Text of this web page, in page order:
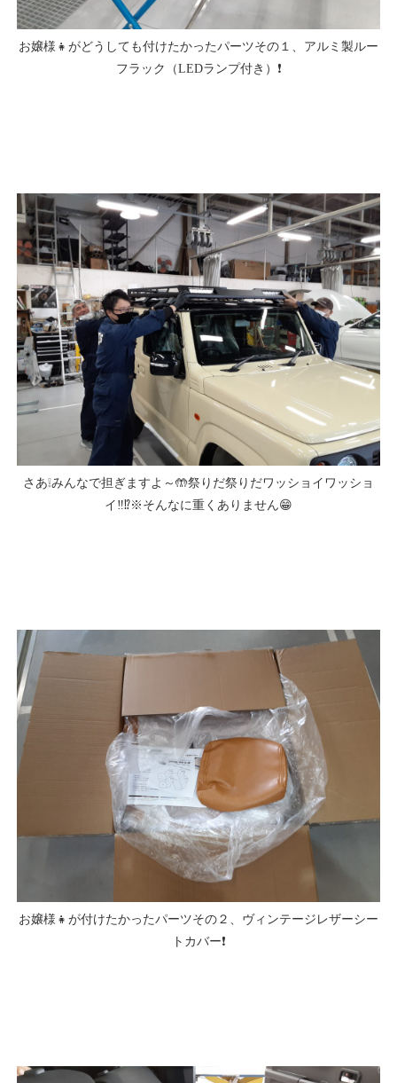
お嬢様👧がどうしても付けたかったパーツその１、アルミ製ルー
フラック（LEDランプ付き）❗
さあ❕みんなで担ぎますよ～🤲祭りだ祭りだワッショイワッショ
イ‼⁉※そんなに重くありません😁
お嬢様👧が付けたかったパーツその２、ヴィンテージレザーシー
トカバー❗